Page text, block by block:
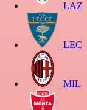
LAZ
LEC
MIL